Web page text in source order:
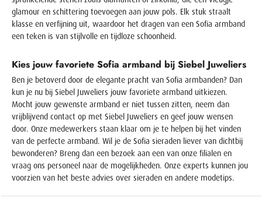
glamour en schittering toevoegen aan jouw pols. Elk stuk straalt
klasse en verfijning uit, waardoor het dragen van een Sofia armband
een teken is van stijlvolle en tijdloze schoonheid.
Kies jouw favoriete Sofia armband bij Siebel Juweliers
Ben je betoverd door de elegante pracht van Sofia armbanden? Dan
kun je nu bij Siebel Juweliers jouw favoriete armband uitkiezen.
Mocht jouw gewenste armband er niet tussen zitten, neem dan
vrijblijvend contact op met Siebel Juweliers en geef jouw wensen
door. Onze medewerkers staan klaar om je te helpen bij het vinden
van de perfecte armband. Wil je de Sofia sieraden liever van dichtbij
bewonderen? Breng dan een bezoek aan een van onze filialen en
vraag ons personeel naar de mogelijkheden. Onze experts kunnen jou
voorzien van het beste advies over sieraden en andere modetips.